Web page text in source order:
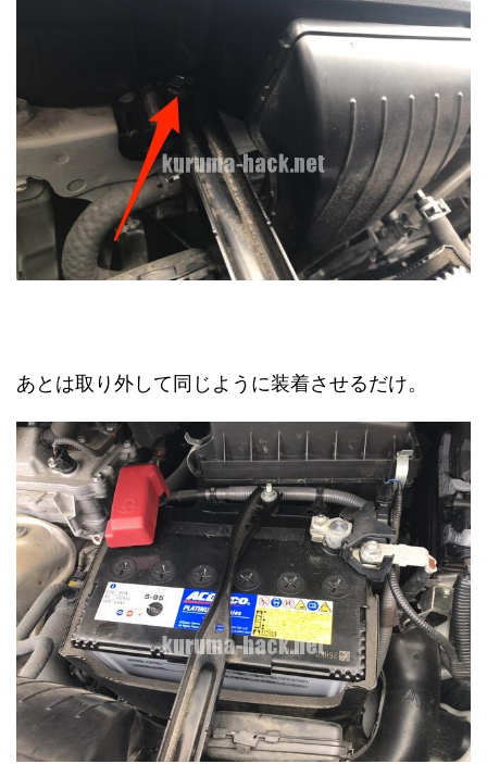
あとは取り外して同じように装着させるだけ。